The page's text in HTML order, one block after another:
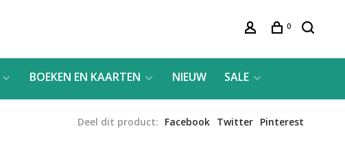
0
BOEKEN EN KAARTEN NIEUW SALE
Deel dit product: Facebook Twitter Pinterest